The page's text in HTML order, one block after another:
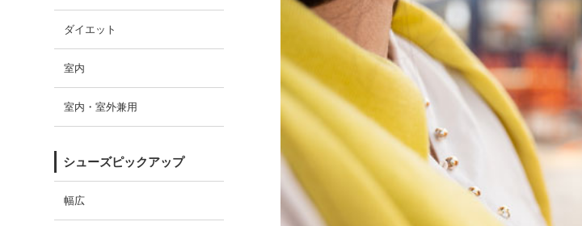
ダイエット
室内
室内・室外兼用
シューズピックアップ
幅広